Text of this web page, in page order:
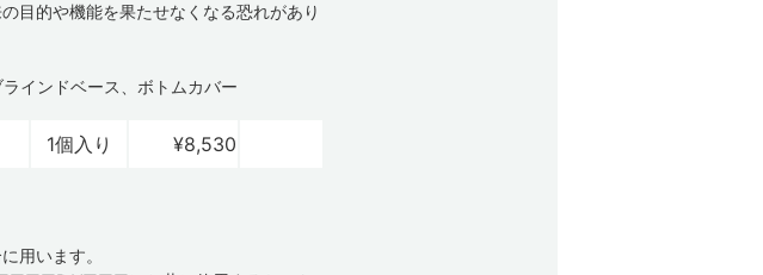
目的や機能を果たせなくなる恐れがあり
インドベース、ボトムカバー
1個入り ¥8,530
用います。